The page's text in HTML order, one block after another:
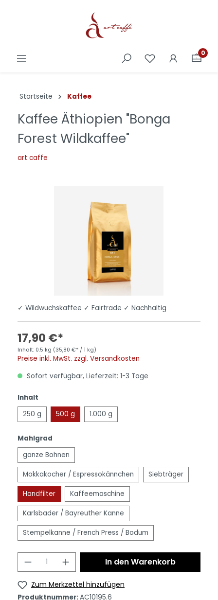
0
Startseite Kaffee
Kaffee Äthiopien "Bonga
Forest Wildkaffee"
art caffe
✓ Wildwuchskaffee ✓ Fairtrade ✓ Nachhaltig
17,90 €*
Inhalt: 0.5 kg (35,80 €* / 1 kg)
Preise inkl. MwSt. zzgl. Versandkosten
Sofort verfügbar, Lieferzeit: 1-3 Tage
Inhalt
250 g
500 g 1.000 g
Mahlgrad
ganze Bohnen
Mokkakocher / Espressokännchen Siebträger
Handfilter Kaffeemaschine
Karlsbader / Bayreuther Kanne
Stempelkanne / French Press / Bodum
In den Warenkorb
Zum Merkzettel hinzufügen
Produktnummer:AC10195.6